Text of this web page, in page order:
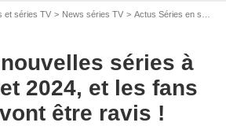
et séries TV News séries TV Actus Séries en streaming
séries à
2024, et les fans
être ravis !